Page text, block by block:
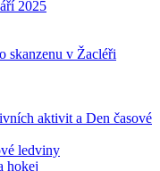
2025
skanzenu v Žacléři
aktivit a Den časové
ledviny
hokej